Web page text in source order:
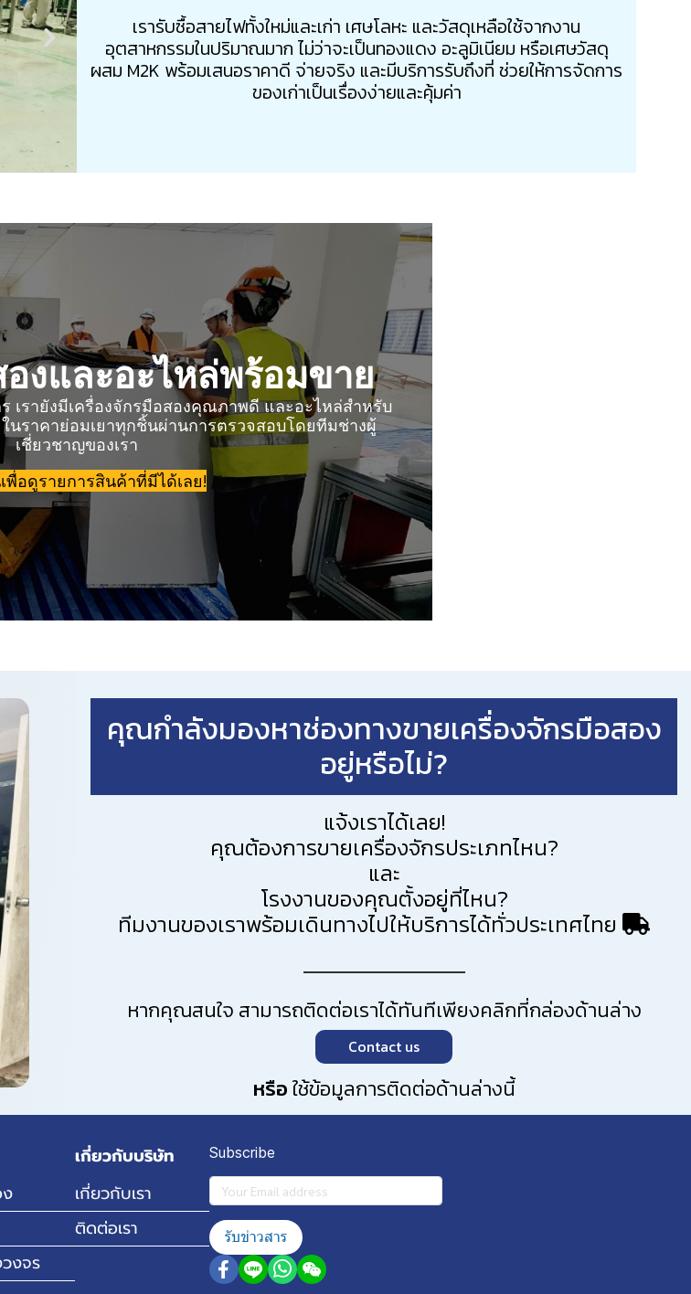
เรารับซื้อสายไฟทั้งใหม่และเก่า เศษโลหะ และวัสดุเหลือใช้จากงาน
อุตสาหกรรมในปริมาณมาก ไม่ว่าจะเป็นทองแดง อะลูมิเนียม หรือเศษวัสดุ
ผสม M2K พร้อมเสนอราคาดี จ่ายจริง และมีบริการรับถึงที่ ช่วยให้การจัดการ
ของเก่าเป็นเรื่องง่ายและคุ้มค่า
องและอะไหล่พร้อมขาย
เรายังมีเครื่องจักรมือสองคุณภาพดี และอะไหล่สำหรับ
นราคาย่อมเยาทุกชิ้นผ่านการตรวจสอบโดยทีมช่างผู้
เชี่ยวชาญของเรา
พื่อดูรายการสินค้าที่มีได้เลย!
ยการสินค้า
คุณกำลังมองหาช่องทางขายเครื่องจักรมือสอง
อยู่หรือไม่?
แจ้งเราได้เลย!
คุณต้องการขายเครื่องจักรประเภทไหน?
และ
โรงงานของคุณตั้งอยู่ที่ไหน?
ทีมงานของเราพร้อมเดินทางไปให้บริการได้ทั่วประเทศไทย
หากคุณสนใจ สามารถติดต่อเราได้ทันทีเพียงคลิกที่กล่องด้านล่าง
Contact us
หรือใช้ข้อมูลการติดต่อด้านล่างนี้
งจร
เกี่ยวกับบริษัท
เกี่ยวกับเรา
ติดต่อเรา
Subscribe
รับข่าวสาร